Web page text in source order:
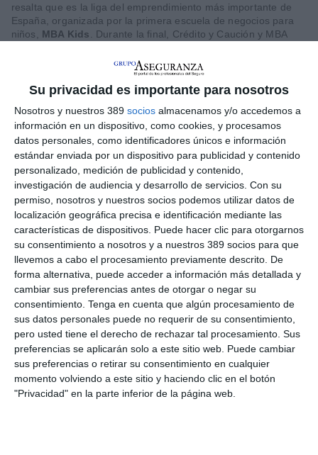
Su privacidad es importante para nosotros
Nosotros y nuestros 389 socios almacenamos y/o accedemos a
información en un dispositivo, como cookies, y procesamos
datos personales, como identificadores únicos e información
estándar enviada por un dispositivo para publicidad y contenido
personalizado, medición de publicidad y contenido,
investigación de audiencia y desarrollo de servicios. Con su
permiso, nosotros y nuestros socios podemos utilizar datos de
localización geográfica precisa e identificación mediante las
características de dispositivos. Puede hacer clic para otorgarnos
su consentimiento a nosotros y a nuestros 389 socios para que
llevemos a cabo el procesamiento previamente descrito. De
forma alternativa, puede acceder a información más detallada y
cambiar sus preferencias antes de otorgar o negar su
consentimiento. Tenga en cuenta que algún procesamiento de
sus datos personales puede no requerir de su consentimiento,
pero usted tiene el derecho de rechazar tal procesamiento. Sus
preferencias se aplicarán solo a este sitio web. Puede cambiar
sus preferencias o retirar su consentimiento en cualquier
momento volviendo a este sitio y haciendo clic en el botón
"Privacidad" en la parte inferior de la página web.
resalta que es la liga del emprendimiento más importante de
España, organizada por la primera escuela de negocios para
niños, MBA Kids
. Durante la final, Crédito y Caución y MBA
elaborada conjuntamente para ayudar a las nuevas
generaciones a desarrollar un plan o idea de negocio. El
documento recoge consejos prácticos y útiles para construir el
proyecto, comunicarlo y desarrollarlo, trabajando en equipo.
Cada una de las secciones cuenta con mensajes de personajes
reconocidos por el público juvenil, basados en su experiencia
personal como emprendedores. Todo ello, con un diseño
atractivo y muy visual, alineado con la estética de preferencia
de las nuevas generaciones.
El director de Marketing y Comunicación de Crédito y Caución,
Enrique Díaz de Diego, destacó durante el evento que "hablar
de emprendimiento con las nuevas generaciones no significa
únicamente hablar de crear empresas sino de la puesta en
práctica de valores y habilidades como la iniciativa, la
responsabilidad, la capacidad de tomar decisiones y aprender
de los errores".
Si quiere recibir diariamente y GRATIS noticias como
esta, pinche aquí
LO ÚLTIMO